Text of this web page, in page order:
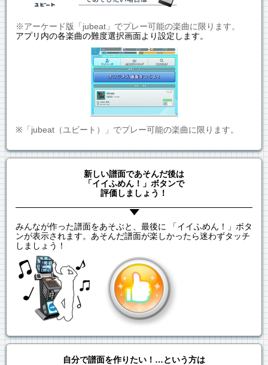
※アーケード版「jubeat」でプレー可能の楽曲に限ります。
アプリ内の各楽曲の難度選択画面より設定します。
※「jubeat（ユビート）」でプレー可能の楽曲に限ります。
新しい譜面であそんだ後は
「イイふめん！」ボタンで
評価しましょう！
みんなが作った譜面をあそぶと、最後に 「イイふめん！」ボタ
ンが表示されます。あそんだ譜面が楽しかったら迷わずタッチ
しましょう！
自分で譜面を作りたい！…という方は